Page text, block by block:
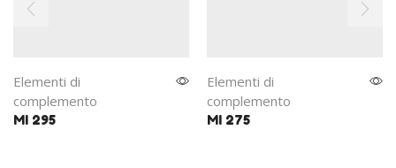
Elementi di
complemento
MI 295
Elementi di
complemento
MI 275